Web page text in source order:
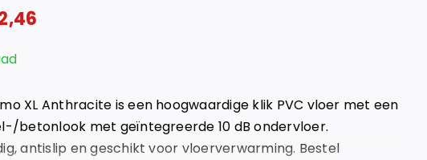
XL Anthracite is een hoogwaardige klik PVC vloer met een
betonlook met geïntegreerde 10 dB ondervloer.
antislip en geschikt voor vloerverwarming. Bestel